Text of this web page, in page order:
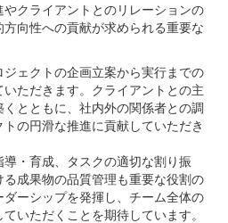
クライアントとのリレーションの
向性への貢献が求められる重要な
ェクトの企画立案から実行までの
ただきます。クライアントとの主
とともに、社内外の関係者との調
の円滑な推進に貢献していただき
・育成、タスクの適切な割り振
成果物の品質管理も重要な役割の
ーシップを発揮し、チーム全体の
いただくことを期待しています。